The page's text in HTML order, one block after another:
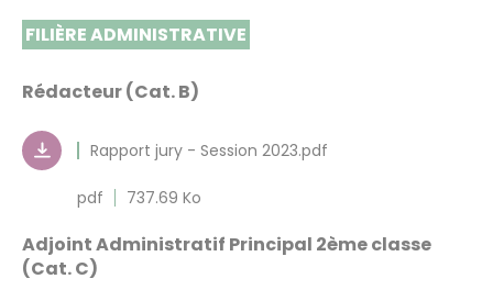
FILIÈRE ADMINISTRATIVE
Rédacteur (Cat. B)
Rapport jury - Session 2023.pdf
pdf 737.69 Ko
Adjoint Administratif Principal 2ème classe
(Cat. C)